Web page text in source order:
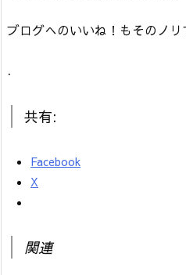
ブログへのいいね！もそのノリ
.
共有:
Facebook
X
関連